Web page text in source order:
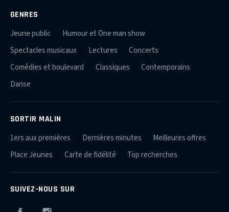
GENRES
Jeune public
Humour et One man show
Spectacles musicaux
Lectures
Concerts
Comédies et boulevard
Classiques
Contemporains
Danse
SORTIR MALIN
1ers aux premières Dernières minutes
Meilleures offres
Place Jeunes
Carte de fidélité Top recherches
SUIVEZ-NOUS SUR